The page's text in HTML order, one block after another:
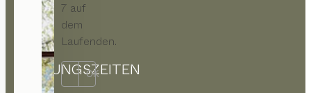
7 auf
dem
Laufenden.
OK
ÖFFNUNGSZEITEN